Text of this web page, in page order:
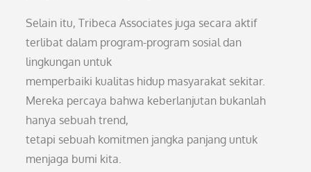
Selain itu, Tribeca Associates juga secara aktif
terlibat dalam program-program sosial dan
lingkungan untuk
memperbaiki kualitas hidup masyarakat sekitar.
Mereka percaya bahwa keberlanjutan bukanlah
hanya sebuah trend,
tetapi sebuah komitmen jangka panjang untuk
menjaga bumi kita.